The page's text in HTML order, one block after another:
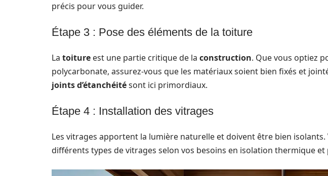
précis pour vous guider.
Étape 3 : Pose des éléments de la toiture
La toiture est une partie critique de la construction. Que vous optiez
polycarbonate, assurez-vous que les matériaux soient bien fixés et
joints d’étanchéitésont ici primordiaux.
Étape 4 : Installation des vitrages
Les vitrages apportent la lumière naturelle et doivent être bien
différents types de vitrages selon vos besoins en isolation thermique et